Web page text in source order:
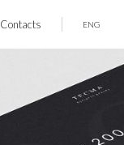
Contacts ENG